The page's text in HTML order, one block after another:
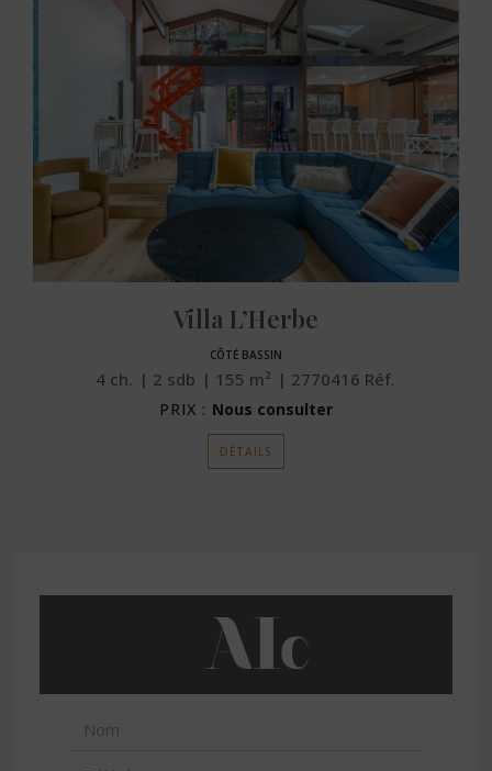
Villa L’Herbe
CÔTÉ BASSIN
4 ch. 2 sdb 155 m² 2770416 Réf.
PRIX : Nous consulter
DÉTAILS